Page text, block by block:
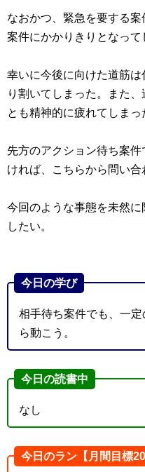
なおかつ、緊急を要する
案件にかかりきりとなって
幸いに今後に向けた道筋
り割いてしまった。また
とも精神的に疲れてしまっ
先方のアクション待ち案
ければ、こちらから問い合
今回のような事態を未然
したい。
今日の学び
相手待ち案件でも、一
ら動こう。
今日の読書中
なし
今日のラン【月間目標